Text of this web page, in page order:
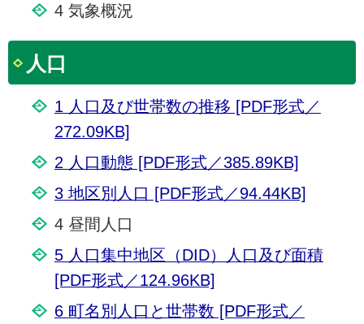
4 気象概況
人口
1 人口及び世帯数の推移 [PDF形式／
272.09KB]
2 人口動態 [PDF形式／385.89KB]
3 地区別人口 [PDF形式／94.44KB]
4 昼間人口
5 人口集中地区（DID）人口及び面積
[PDF形式／124.96KB]
6 町名別人口と世帯数 [PDF形式／